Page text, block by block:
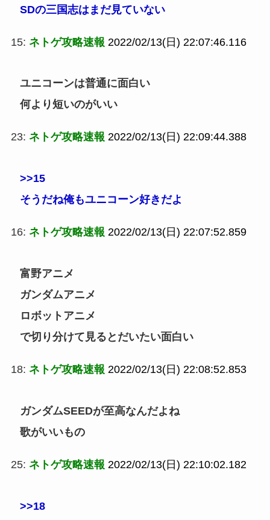
SDの三国志はまだ見ていない
15: ネトゲ攻略速報 2022/02/13(日) 22:07:46.116
ユニコーンは普通に面白い
何より短いのがいい
23: ネトゲ攻略速報 2022/02/13(日) 22:09:44.388
>>15
そうだね俺もユニコーン好きだよ
16: ネトゲ攻略速報 2022/02/13(日) 22:07:52.859
富野アニメ
ガンダムアニメ
ロボットアニメ
で切り分けて見るとだいたい面白い
18: ネトゲ攻略速報 2022/02/13(日) 22:08:52.853
ガンダムSEEDが至高なんだよね
歌がいいもの
25: ネトゲ攻略速報 2022/02/13(日) 22:10:02.182
>>18